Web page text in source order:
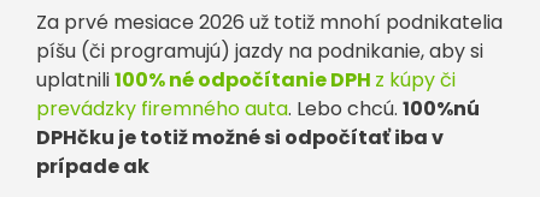
Za prvé mesiace 2026 už totiž mnohí podnikatelia
píšu (či programujú) jazdy na podnikanie, aby si
uplatnili100% né odpočítanie DPH z kúpy či
prevádzky firemného auta. Lebo chcú. 100%nú
DPHčku je totiž možné si odpočítať iba v
prípade ak